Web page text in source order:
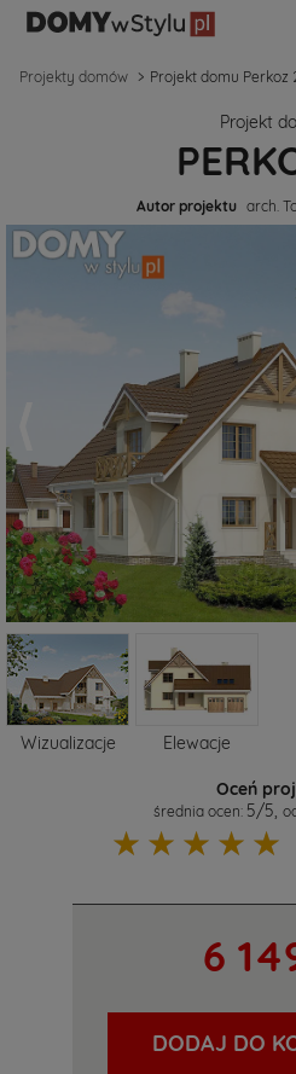
Projekty domów Projekt domu Perkoz
Projekt
Autor projektu arch.
Wizualizacje Elewacje
Oceń
średnia ocen: 5/5
☆
☆
☆
☆
☆
6
DODAJ DO